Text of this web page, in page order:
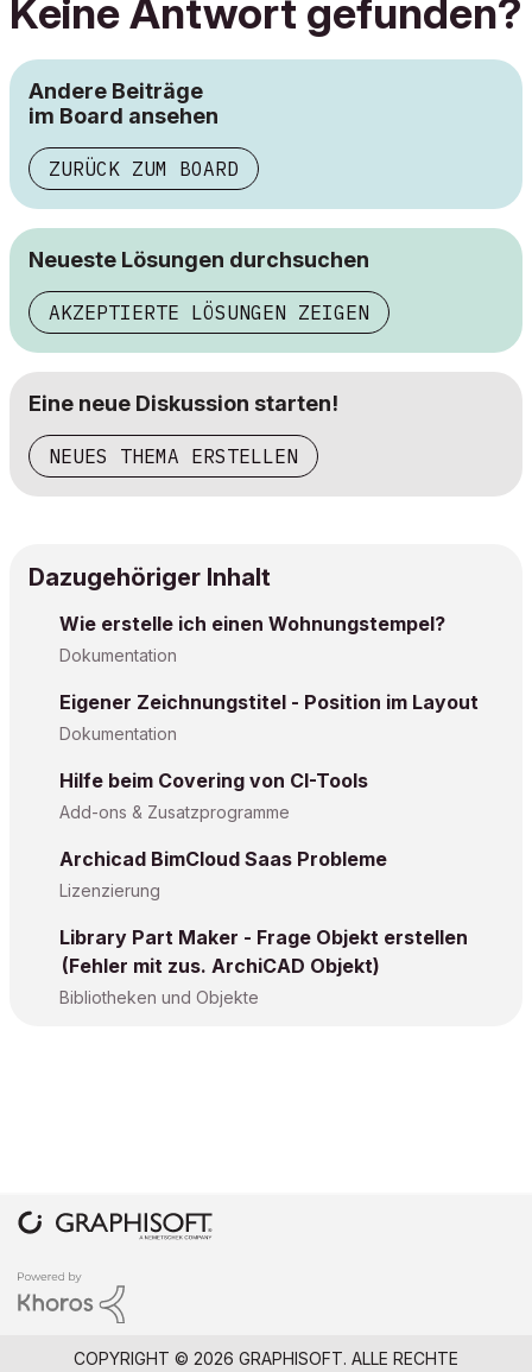
Keine Antwort gefunden?
Andere Beiträge
im Board ansehen
ZURÜCK ZUM BOARD
Neueste Lösungen durchsuchen
AKZEPTIERTE LÖSUNGEN ZEIGEN
Eine neue Diskussion starten!
NEUES THEMA ERSTELLEN
Dazugehöriger Inhalt
Wie erstelle ich einen Wohnungstempel?
Dokumentation
Eigener Zeichnungstitel - Position im Layout
Dokumentation
Hilfe beim Covering von CI-Tools
Add-ons & Zusatzprogramme
Archicad BimCloud Saas Probleme
Lizenzierung
Library Part Maker - Frage Objekt erstellen
(Fehler mit zus. ArchiCAD Objekt)
Bibliotheken und Objekte
COPYRIGHT © 2026 GRAPHISOFT. ALLE RECHTE